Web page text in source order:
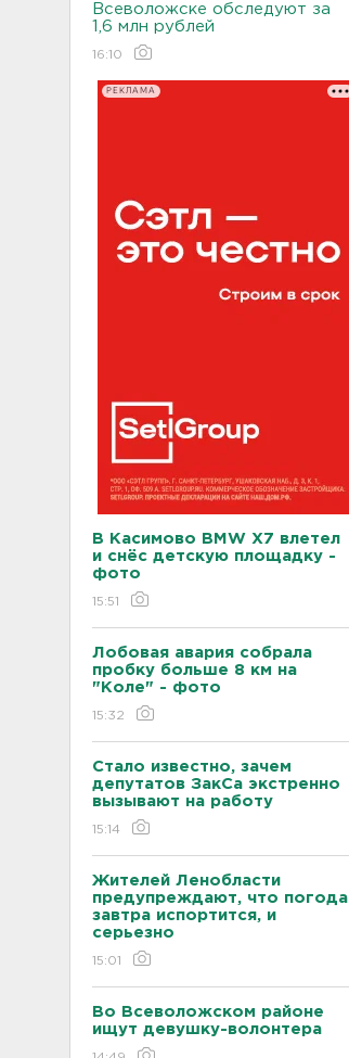
Всеволожске обследуют за
1,6 млн рублей
16:10
РЕКЛАМА
В Касимово BMW X7 влетел
и снёс детскую площадку -
фото
15:51
Лобовая авария собрала
пробку больше 8 км на
"Коле" - фото
15:32
Стало известно, зачем
депутатов ЗакСа экстренно
вызывают на работу
15:14
Жителей Ленобласти
предупреждают, что погода
завтра испортится, и
серьезно
15:01
Во Всеволожском районе
ищут девушку-волонтера